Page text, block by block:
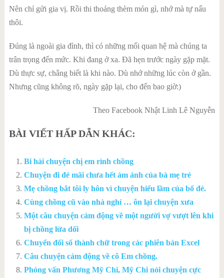
Nên chỉ gửi gia vị. Rồi thi thoảng thèm món gì, nhớ mà tự nấu
thôi.
Đúng là ngoài gia đình, thì có những mối quan hệ mà chúng ta
trân trọng đến mức. Khi đang ở xa. Đã hẹn trước ngày gặp mặt.
Dù thực sự, chẳng biết là khi nào. Dù nhớ những lúc còn ở gần.
Nhưng cũng không rõ, ngày gặp lại, cho đến bao giờ:)
Theo Facebook Nhật Linh Lê Nguyễn
BÀI VIẾT HẤP DẪN KHÁC:
Bi hài chuyện chị em rình chồng
Chuyện đi đẻ mãi chưa hết ám ảnh của bà mẹ trẻ
Mẹ chồng bắt tôi ly hôn vì chuyện hiểu lầm của bố đẻ.
Cùng chồng cũ vào nhà nghỉ … ôn lại chuyện xưa
Một câu chuyện cảm động về một người vợ vượt lên khi
bị chồng lừa dối
Chuyển đổi số thành chữ trong các phiên bản Excel
Câu chuyện cảm động về cô Em chồng.
Phỏng vấn Phương Mỹ Chi, Mỹ Chi nói chuyện cực